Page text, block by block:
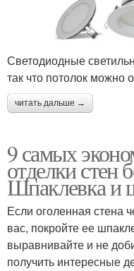
Светодиодные
так что потолок можно
читать дальше →
9 самых
отделки стен
Шпаклевка и
Если оголенная стена
вас, покройте ее
выравнивайте и не
получить интересные